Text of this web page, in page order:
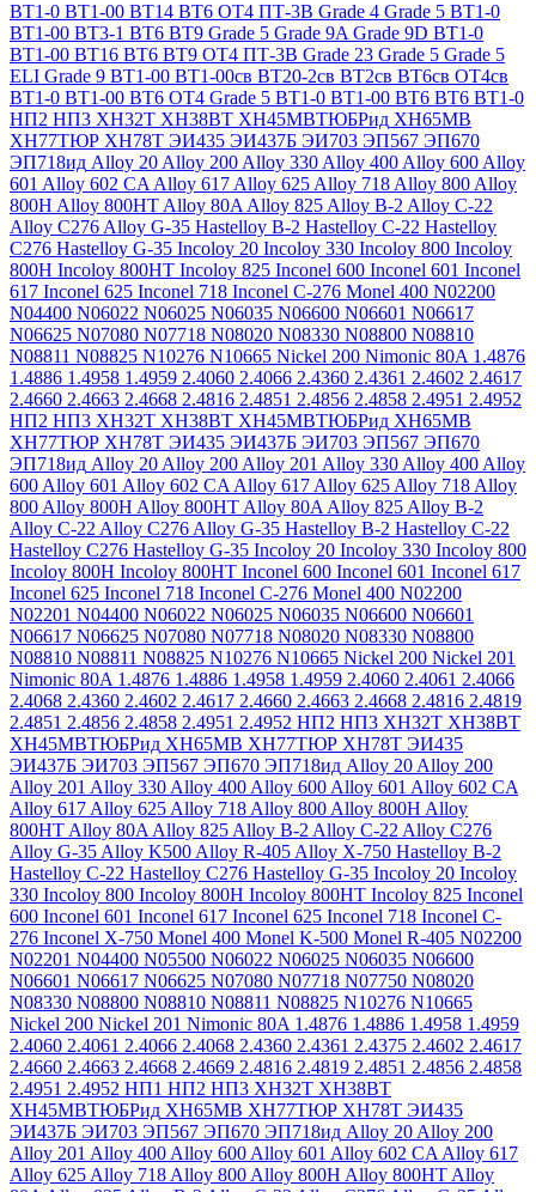
ВТ1-0 ВТ1-00 ВТ14 ВТ6 ОТ4 ПТ-3В Grade 4 Grade 5 ВТ1-0
ВТ1-00 ВТ3-1 ВТ6 ВТ9 Grade 5 Grade 9A Grade 9D ВТ1-0
ВТ1-00 ВТ16 ВТ6 ВТ9 ОТ4 ПТ-3В Grade 23 Grade 5 Grade 5
ELI Grade 9 ВТ1-00 ВТ1-00св ВТ20-2св ВТ2св ВТ6св ОТ4св
ВТ1-0 ВТ1-00 ВТ6 ОТ4 Grade 5 ВТ1-0 ВТ1-00 ВТ6 ВТ6 ВТ1-0
НП2 НП3 ХН32Т ХН38ВТ ХН45МВТЮБРид ХН65МВ
ХН77ТЮР ХН78Т ЭИ435 ЭИ437Б ЭИ703 ЭП567 ЭП670
ЭП718ид Alloy 20 Alloy 200 Alloy 330 Alloy 400 Alloy 600 Alloy
601 Alloy 602 CA Alloy 617 Alloy 625 Alloy 718 Alloy 800 Alloy
800H Alloy 800HT Alloy 80A Alloy 825 Alloy B-2 Alloy C-22
Alloy C276 Alloy G-35 Hastelloy B-2 Hastelloy C-22 Hastelloy
C276 Hastelloy G-35 Incoloy 20 Incoloy 330 Incoloy 800 Incoloy
800H Incoloy 800HT Incoloy 825 Inconel 600 Inconel 601 Inconel
617 Inconel 625 Inconel 718 Inconel C-276 Monel 400 N02200
N04400 N06022 N06025 N06035 N06600 N06601 N06617
N06625 N07080 N07718 N08020 N08330 N08800 N08810
N08811 N08825 N10276 N10665 Nickel 200 Nimonic 80A 1.4876
1.4886 1.4958 1.4959 2.4060 2.4066 2.4360 2.4361 2.4602 2.4617
2.4660 2.4663 2.4668 2.4816 2.4851 2.4856 2.4858 2.4951 2.4952
НП2 НП3 ХН32Т ХН38ВТ ХН45МВТЮБРид ХН65МВ
ХН77ТЮР ХН78Т ЭИ435 ЭИ437Б ЭИ703 ЭП567 ЭП670
ЭП718ид Alloy 20 Alloy 200 Alloy 201 Alloy 330 Alloy 400 Alloy
600 Alloy 601 Alloy 602 CA Alloy 617 Alloy 625 Alloy 718 Alloy
800 Alloy 800H Alloy 800HT Alloy 80A Alloy 825 Alloy B-2
Alloy C-22 Alloy C276 Alloy G-35 Hastelloy B-2 Hastelloy C-22
Hastelloy C276 Hastelloy G-35 Incoloy 20 Incoloy 330 Incoloy 800
Incoloy 800H Incoloy 800HT Inconel 600 Inconel 601 Inconel 617
Inconel 625 Inconel 718 Inconel C-276 Monel 400 N02200
N02201 N04400 N06022 N06025 N06035 N06600 N06601
N06617 N06625 N07080 N07718 N08020 N08330 N08800
N08810 N08811 N08825 N10276 N10665 Nickel 200 Nickel 201
Nimonic 80A 1.4876 1.4886 1.4958 1.4959 2.4060 2.4061 2.4066
2.4068 2.4360 2.4602 2.4617 2.4660 2.4663 2.4668 2.4816 2.4819
2.4851 2.4856 2.4858 2.4951 2.4952 НП2 НП3 ХН32Т ХН38ВТ
ХН45МВТЮБРид ХН65МВ ХН77ТЮР ХН78Т ЭИ435
ЭИ437Б ЭИ703 ЭП567 ЭП670 ЭП718ид Alloy 20 Alloy 200
Alloy 201 Alloy 330 Alloy 400 Alloy 600 Alloy 601 Alloy 602 CA
Alloy 617 Alloy 625 Alloy 718 Alloy 800 Alloy 800H Alloy
800HT Alloy 80A Alloy 825 Alloy B-2 Alloy C-22 Alloy C276
Alloy G-35 Alloy K500 Alloy R-405 Alloy X-750 Hastelloy B-2
Hastelloy C-22 Hastelloy C276 Hastelloy G-35 Incoloy 20 Incoloy
330 Incoloy 800 Incoloy 800H Incoloy 800HT Incoloy 825 Inconel
600 Inconel 601 Inconel 617 Inconel 625 Inconel 718 Inconel C-
276 Inconel X-750 Monel 400 Monel K-500 Monel R-405 N02200
N02201 N04400 N05500 N06022 N06025 N06035 N06600
N06601 N06617 N06625 N07080 N07718 N07750 N08020
N08330 N08800 N08810 N08811 N08825 N10276 N10665
Nickel 200 Nickel 201 Nimonic 80A 1.4876 1.4886 1.4958 1.4959
2.4060 2.4061 2.4066 2.4068 2.4360 2.4361 2.4375 2.4602 2.4617
2.4660 2.4663 2.4668 2.4669 2.4816 2.4819 2.4851 2.4856 2.4858
2.4951 2.4952 НП1 НП2 НП3 ХН32Т ХН38ВТ
ХН45МВТЮБРид ХН65МВ ХН77ТЮР ХН78Т ЭИ435
ЭИ437Б ЭИ703 ЭП567 ЭП670 ЭП718ид Alloy 20 Alloy 200
Alloy 201 Alloy 400 Alloy 600 Alloy 601 Alloy 602 CA Alloy 617
Alloy 625 Alloy 718 Alloy 800 Alloy 800H Alloy 800HT Alloy